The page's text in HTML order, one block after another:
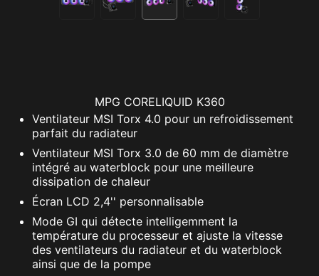
MPG CORELIQUID K360
Ventilateur MSI Torx 4.0 pour un refroidissement
parfait du radiateur
Ventilateur MSI Torx 3.0 de 60 mm de diamètre
intégré au waterblock pour une meilleure
dissipation de chaleur
Écran LCD 2,4'' personnalisable
Mode GI qui détecte intelligemment la
température du processeur et ajuste la vitesse
des ventilateurs du radiateur et du waterblock
ainsi que de la pompe